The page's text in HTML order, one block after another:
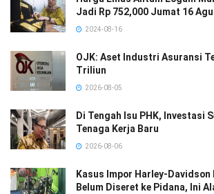
Jadi Rp 752,000 Jumat 16
2024-08-16
OJK: Aset Industri Asuransi
Triliun
2026-08-05
Di Tengah Isu PHK, Investasi
Tenaga Kerja Baru
2026-08-06
Kasus Impor Harley-Davidson
Belum Diseret ke Pidana, Ini